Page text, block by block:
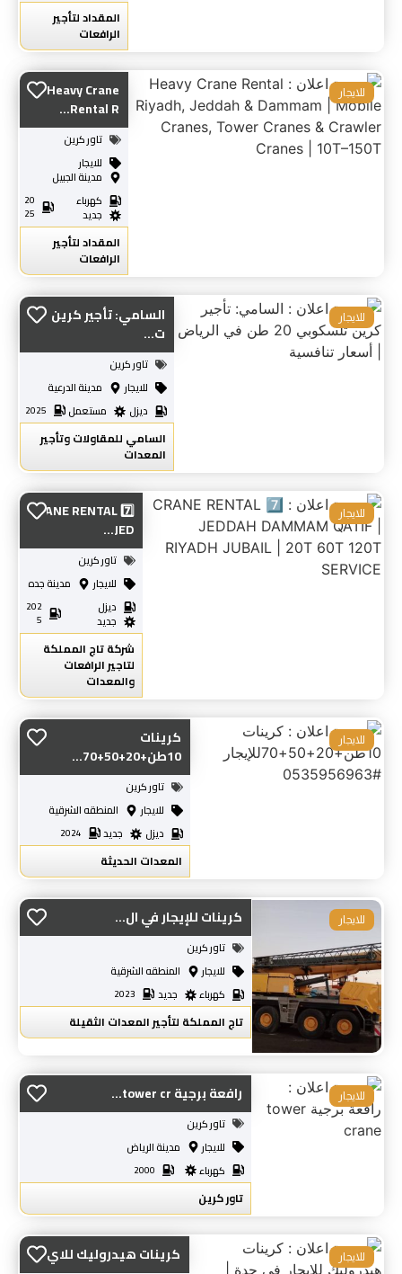
المقداد لتأجير
الرافعات
Heavy Crane
Rental R...
تاور كرين
للايجار
مدينة الجبيل
كهرباء
جديد
20
25
المقداد لتأجير
الرافعات
للايجار
السامي: تأجير كرين
ت...
تاور كرين
للايجار
مدينة الدرعية
ديزل
مستعمل 2025
السامي للمقاولات وتأجير
المعدات
للايجار
7️⃣ CRANE RENTAL
JED...
تاور كرين
للايجار
مدينة جده
ديزل
جديد
202
5
شركة تاج المملكة
لتاجير الرافعات
والمعدات
للايجار
كرينات
10طن+20+50+70...
تاور كرين
للايجار
المنطقه الشرقية
ديزل
جديد 2024
المعدات الحديثة
للايجار
كرينات للإيجار في ال...
تاور كرين
للايجار
المنطقه الشرقية
كهرباء
جديد 2023
تاج المملكة لتأجير المعدات الثقيلة
للايجار
رافعة برجية tower cr...
تاور كرين
للايجار
مدينة الرياض
كهرباء
2000
تاور كرين
للايجار
كرينات هيدروليك للاي... للايجار